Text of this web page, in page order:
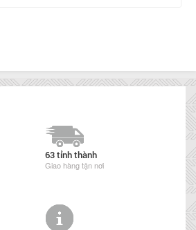
63 tỉnh thành
Giao hàng tận nơi